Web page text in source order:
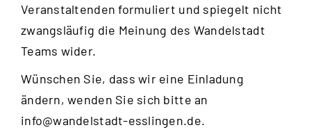
Veranstaltenden formuliert und spiegelt nicht
zwangsläufig die Meinung des Wandelstadt
Teams wider.
Wünschen Sie, dass wir eine Einladung
ändern, wenden Sie sich bitte an
info@wandelstadt-esslingen.de.